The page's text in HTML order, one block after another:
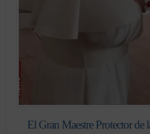
El Gran Maestre Protector